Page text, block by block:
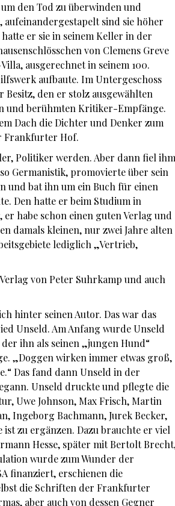
den Tod zu überwinden und
aufeinandergestapelt sind sie höher
er sie in seinem Keller in der
von Clemens Greve
ausgerechnet in seinem 100.
aufbaute. Im Untergeschoss
den er stolz ausgewählten
und berühmten Kritiker-Empfänge.
Dach die Dichter und Denker zum
Frankfurter Hof.
Politiker werden. Aber dann fiel ihm
Germanistik, promovierte über sein
und bat ihn um ein Buch für einen
Den hatte er beim Studium in
habe schon einen guten Verlag und
damals kleinen, nur zwei Jahre alten
lediglich „Vertrieb,
von Peter Suhrkamp und auch
hinter seinen Autor. Das war das
Unseld. Am Anfang wurde Unseld
ihn als seinen „jungen Hund“
„Doggen wirken immer etwas groß,
Das fand dann Unseld in der
Unseld druckte und pflegte die
Uwe Johnson, Max Frisch, Martin
Ingeborg Bachmann, Jurek Becker,
zu ergänzen. Dazu brauchte er viel
Hesse, später mit Bertolt
wurde zum Wunder der
finanziert, erschienen die
die Schriften der Frankfurter
aber auch von dessen Gegner